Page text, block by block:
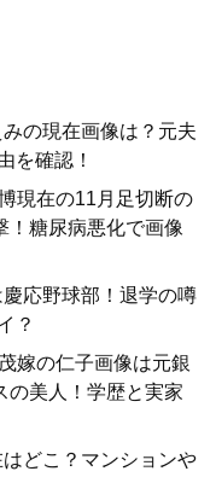
の現在画像は？元夫
を確認！
現在の11月足切断の
！糖尿病悪化で画像
応野球部！退学の噂
？
嫁の仁子画像は元銀
の美人！学歴と実家
どこ？マンションや